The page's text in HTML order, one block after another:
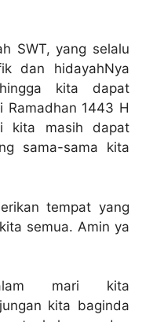
SWT, yang selalu
dan hidayahNya
kita dapat
Ramadhan 1443 H
kita masih dapat
sama-sama kita
tempat yang
semua. Amin ya
mari kita
kita baginda